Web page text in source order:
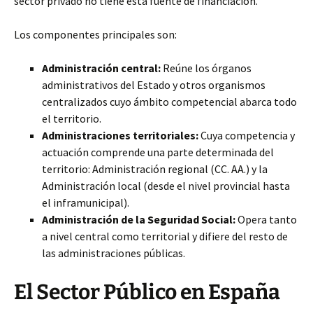
Los componentes principales son:
Administración central: Reúne los órganos
administrativos del Estado y otros organismos
centralizados cuyo ámbito competencial abarca todo
el territorio.
Administraciones territoriales:Cuya competencia y
actuación comprende una parte determinada del
territorio: Administración regional (CC. AA.) y la
Administración local (desde el nivel provincial hasta
el inframunicipal).
Administración de la Seguridad Social:Opera tanto
a nivel central como territorial y difiere del resto de
las administraciones públicas.
El Sector Público en España